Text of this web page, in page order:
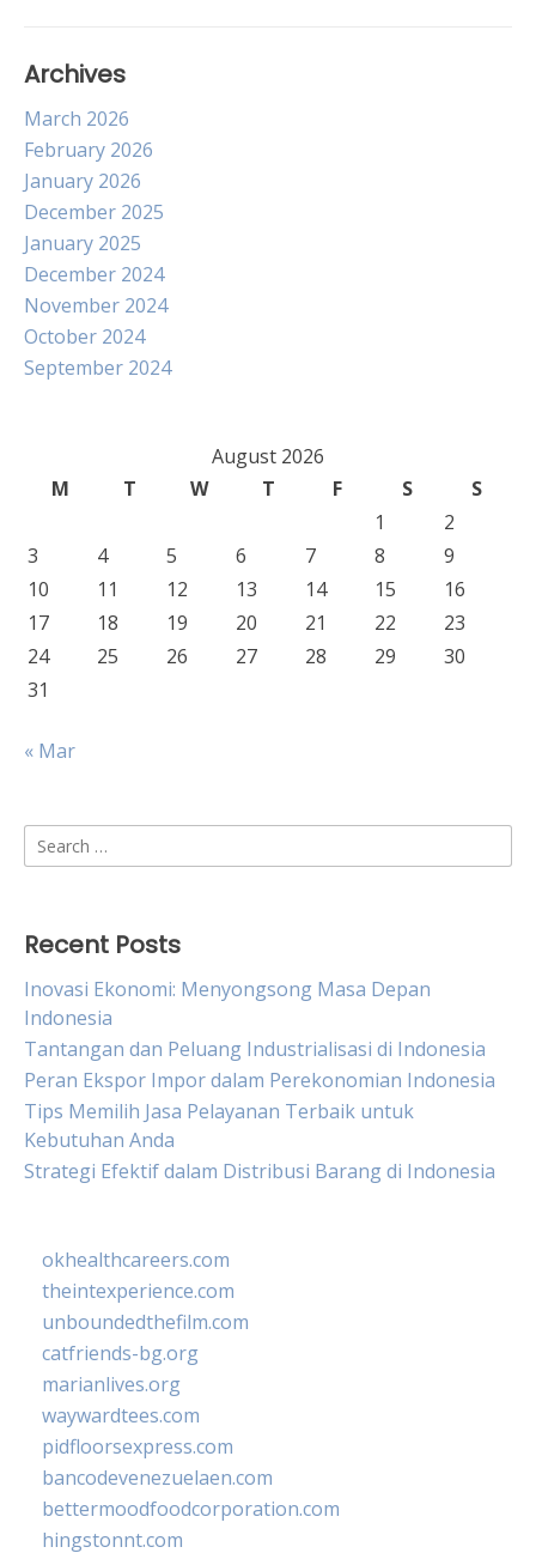
Archives
March 2026
February 2026
January 2026
December 2025
January 2025
December 2024
November 2024
October 2024
September 2024
August 2026
M
T W T F S
S
1
2
3
4 5 6 7 8
9
10
11 12 13 14 15
16
17
18 19 20 21 22
23
24
25 26 27 28 29
30
31
« Mar
Search
for:
Recent Posts
Inovasi Ekonomi: Menyongsong Masa Depan
Indonesia
Tantangan dan Peluang Industrialisasi di Indonesia
Peran Ekspor Impor dalam Perekonomian Indonesia
Tips Memilih Jasa Pelayanan Terbaik untuk
Kebutuhan Anda
Strategi Efektif dalam Distribusi Barang di Indonesia
okhealthcareers.com
theintexperience.com
unboundedthefilm.com
catfriends-bg.org
marianlives.org
waywardtees.com
pidfloorsexpress.com
bancodevenezuelaen.com
bettermoodfoodcorporation.com
hingstonnt.com